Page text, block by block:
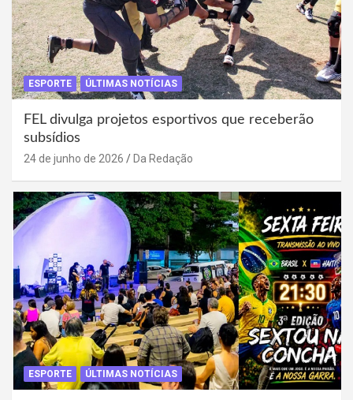
ESPORTE ÚLTIMAS NOTÍCIAS
FEL divulga projetos esportivos que receberão
subsídios
24 de junho de 2026 Da Redação
ESPORTE ÚLTIMAS NOTÍCIAS